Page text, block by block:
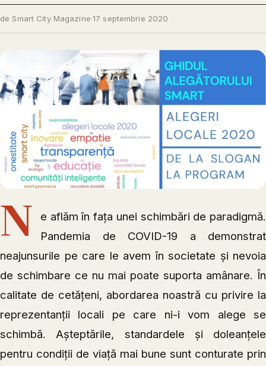
de Smart City Magazine·17 septembrie 2020
N
e aflăm în fața unei schimbări de paradigmă.
Pandemia de COVID-19 a demonstrat
neajunsurile pe care le avem în societate și nevoia
de schimbare ce nu mai poate suporta amânare. În
calitate de cetățeni, abordarea noastră cu privire la
reprezentanții locali pe care ni-i vom alege se
schimbă. Așteptările, standardele și doleanțele
pentru condiții de viață mai bune sunt conturate prin